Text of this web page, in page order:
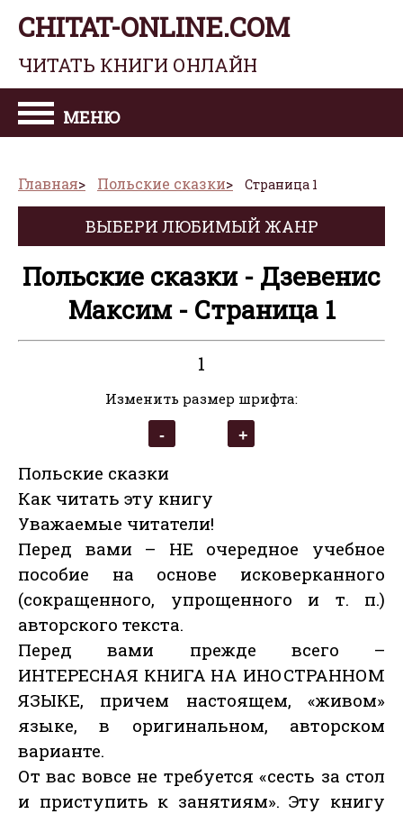
CHITAT-ONLINE.COM
ЧИТАТЬ КНИГИ ОНЛАЙН
МЕНЮ
Главная Польские сказки Страница 1
ВЫБЕРИ ЛЮБИМЫЙ ЖАНР
Польские сказки - Дзевенис
Максим - Страница 1
1
Изменить размер шрифта:
Польские сказки
Как читать эту книгу
Уважаемые читатели!
Перед вами – НЕ очередное учебное
пособие на основе исковерканного
(сокращенного, упрощенного и т. п.)
авторского текста.
Перед вами прежде всего –
ИНТЕРЕСНАЯ КНИГА НА ИНОСТРАННОМ
ЯЗЫКЕ, причем настоящем, «живом»
языке, в оригинальном, авторском
варианте.
От вас вовсе не требуется «сесть за стол
и приступить к занятиям». Эту книгу